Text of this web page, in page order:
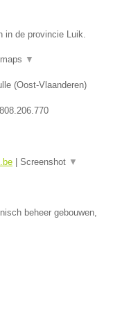
in de provincie Luik.
▼
(Oost-Vlaanderen)
| Screenshot ▼
beheer gebouwen,